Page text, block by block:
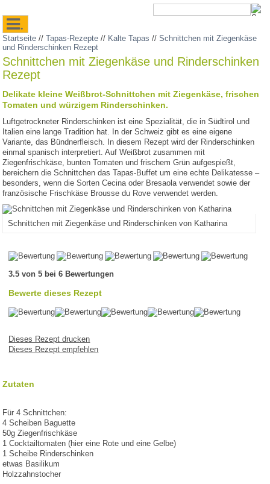
.
Startseite //Tapas-Rezepte // Kalte Tapas //Schnittchen mit Ziegenkäse
und Rinderschinken Rezept
Schnittchen mit Ziegenkäse und Rinderschinken
Rezept
Delikate kleine Weißbrot-Schnittchen mit Ziegenkäse, frischen
Tomaten und würzigem Rinderschinken.
Luftgetrockneter Rinderschinken ist eine Spezialität, die in Südtirol und
Italien eine lange Tradition hat. In der Schweiz gibt es eine eigene
Variante, das Bündnerfleisch. In diesem Rezept wird der Rinderschinken
einmal spanisch interpretiert. Auf Weißbrot zusammen mit
Ziegenfrischkäse, bunten Tomaten und frischem Grün aufgespießt,
bereichern die Schnittchen das Tapas-Buffet um eine echte Delikatesse –
besonders, wenn die Sorten Cecina oder Bresaola verwendet sowie der
französische Frischkäse Brousse du Rove verwendet werden.
Schnittchen mit Ziegenkäse und Rinderschinken von Katharina
3.5 von 5 bei 6 Bewertungen
Bewerte dieses Rezept
Dieses Rezept drucken
Dieses Rezept empfehlen
Zutaten
Für 4 Schnittchen:
4 Scheiben Baguette
50g Ziegenfrischkäse
1 Cocktailtomaten (hier eine Rote und eine Gelbe)
1 Scheibe Rinderschinken
etwas Basilikum
Holzzahnstocher